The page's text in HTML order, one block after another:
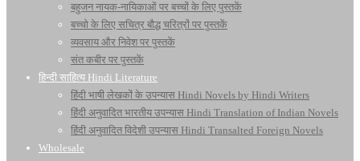
बहुजन नायक-नायिकाओं पर बच्चों के लिए पुस्तकें
बच्चो के लिए सचित्र बौद्ध चरित्रों पर पुस्तकें
व्यवसाय और निवेश पर पुस्तकें
संत कबीर पर पुस्तकें
हिन्दी साहित्य Hindi Literature
हिंदी भाषी लेखकों के उपन्यास Hindi Novels by Hindi Writers
हिंदी अनुवादित भारतीय उपन्यास Hindi Translation of Indian Novels
हिंदी अनुवादित विदेशी उपन्यास Hindi Transalted Foreign Novels
Wholesale